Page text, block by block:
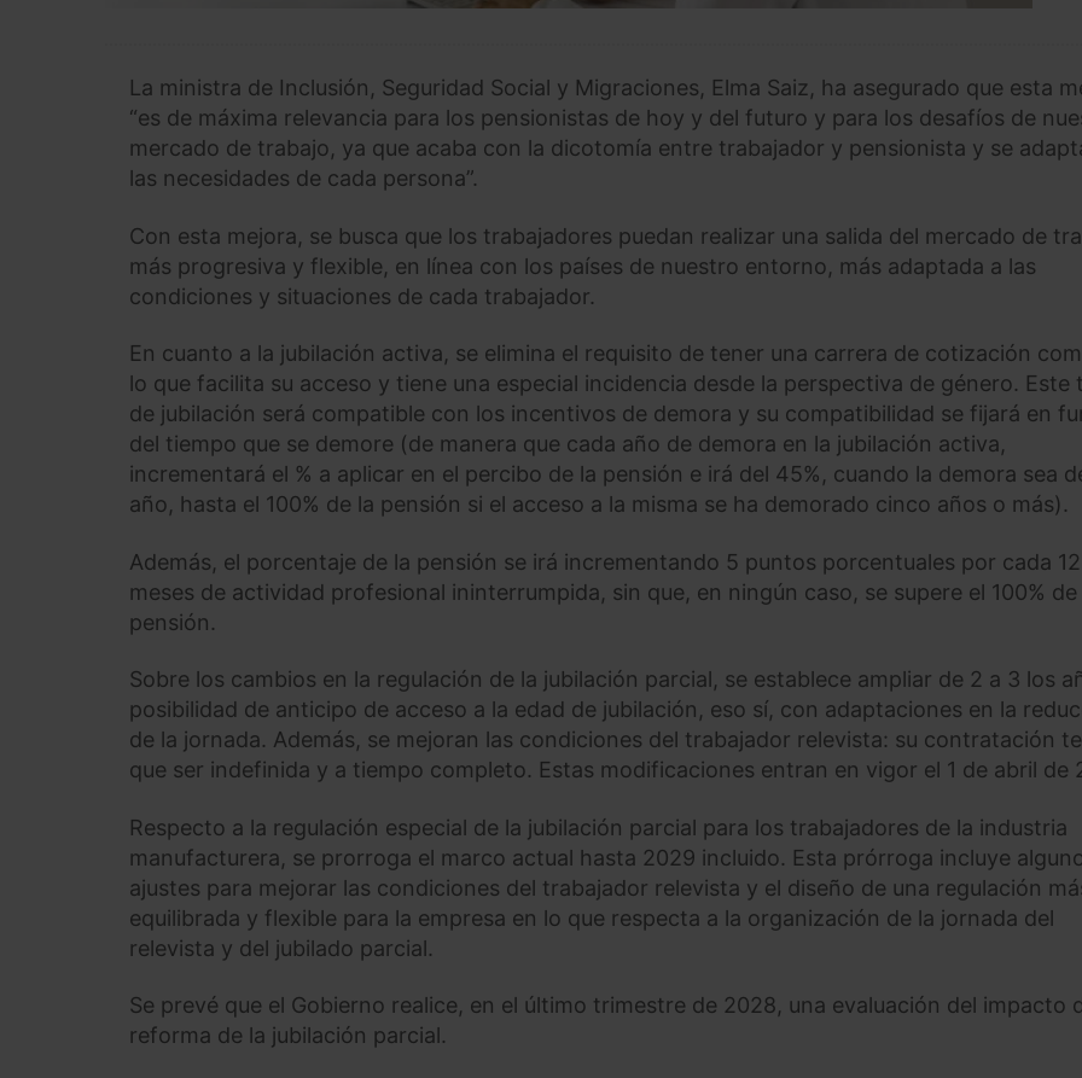
La ministra de Inclusión, Seguridad Social y Migraciones, Elma Saiz, ha asegurado que esta
“es de máxima relevancia para los pensionistas de hoy y del futuro y para los desafíos de
mercado de trabajo, ya que acaba con la dicotomía entre trabajador y pensionista y se
las necesidades de cada persona”.
Con esta mejora, se busca que los trabajadores puedan realizar una salida del mercado de
más progresiva y flexible, en línea con los países de nuestro entorno, más adaptada a las
condiciones y situaciones de cada trabajador.
En cuanto a la jubilación activa, se elimina el requisito de tener una carrera de cotización
lo que facilita su acceso y tiene una especial incidencia desde la perspectiva de género. Este
de jubilación será compatible con los incentivos de demora y su compatibilidad se fijará en
del tiempo que se demore (de manera que cada año de demora en la jubilación activa,
incrementará el % a aplicar en el percibo de la pensión e irá del 45%, cuando la demora sea
año, hasta el 100% de la pensión si el acceso a la misma se ha demorado cinco años o más).
Además, el porcentaje de la pensión se irá incrementando 5 puntos porcentuales por cada 12
meses de actividad profesional ininterrumpida, sin que, en ningún caso, se supere el 100% de
pensión.
Sobre los cambios en la regulación de la jubilación parcial, se establece ampliar de 2 a 3 los
posibilidad de anticipo de acceso a la edad de jubilación, eso sí, con adaptaciones en la
de la jornada. Además, se mejoran las condiciones del trabajador relevista: su contratación
que ser indefinida y a tiempo completo. Estas modificaciones entran en vigor el 1 de abril de
Respecto a la regulación especial de la jubilación parcial para los trabajadores de la industria
manufacturera, se prorroga el marco actual hasta 2029 incluido. Esta prórroga incluye
ajustes para mejorar las condiciones del trabajador relevista y el diseño de una regulación
equilibrada y flexible para la empresa en lo que respecta a la organización de la jornada del
relevista y del jubilado parcial.
Se prevé que el Gobierno realice, en el último trimestre de 2028, una evaluación del impacto
reforma de la jubilación parcial.